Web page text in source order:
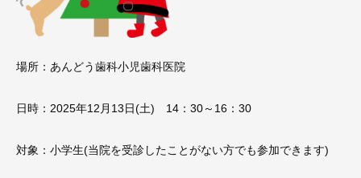
場所：あんどう歯科小児歯科医院
日時：2025年12月13日(土) 14：30～16：30
対象：小学生(当院を受診したことがない方でも参加できます)